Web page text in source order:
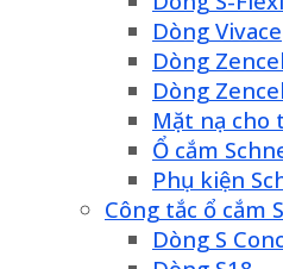
Dòng Vivace
Dòng
Dòng
Mặt nạ cho
Ổ cắm
Phụ kiện
Công tắc ổ cắm
Dòng S